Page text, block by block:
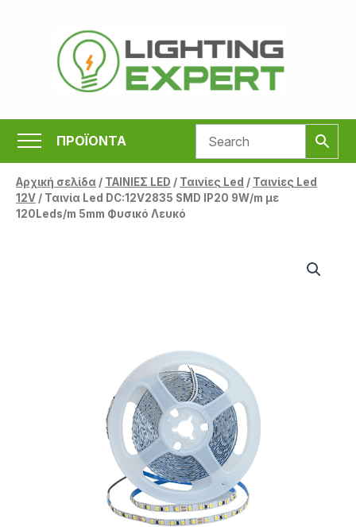
περιεχόμενο
ΠΡΟΪΟΝΤΑ
Αρχική σελίδα/ ΤΑΙΝΙΕΣ LED / Ταινίες Led / Ταινίες Led
12V/ Ταινία Led DC:12V2835 SMD IP20 9W/m με
120Leds/m 5mm Φυσικό Λευκό